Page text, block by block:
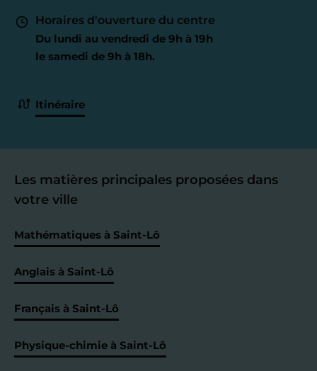
Horaires d'ouverture du centre
Du lundi au vendredi de 9h à 19h
le samedi de 9h à 18h.
Itinéraire
Les matières principales proposées dans
votre ville
Mathématiques à Saint-Lô
Anglais à Saint-Lô
Français à Saint-Lô
Physique-chimie à Saint-Lô